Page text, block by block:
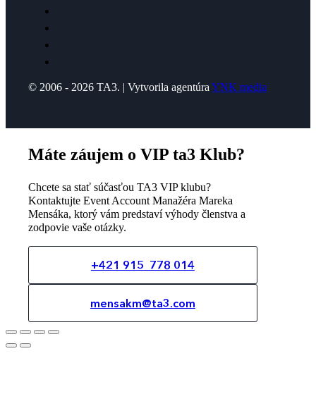
© 2006 - 2026 TA3. | Vytvorila agentúraYNK media
Máte záujem o VIP ta3 Klub?
Chcete sa stať súčasťou TA3 VIP klubu?
Kontaktujte Event Account Manažéra Mareka
Mensáka, ktorý vám predstaví výhody členstva a
zodpovie vaše otázky.
+421 915 778 014
mensakm@ta3.com